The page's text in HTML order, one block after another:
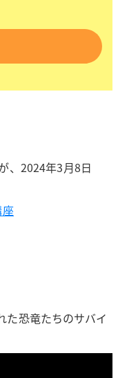
、2024年3月8日
た恐竜たちのサバイ